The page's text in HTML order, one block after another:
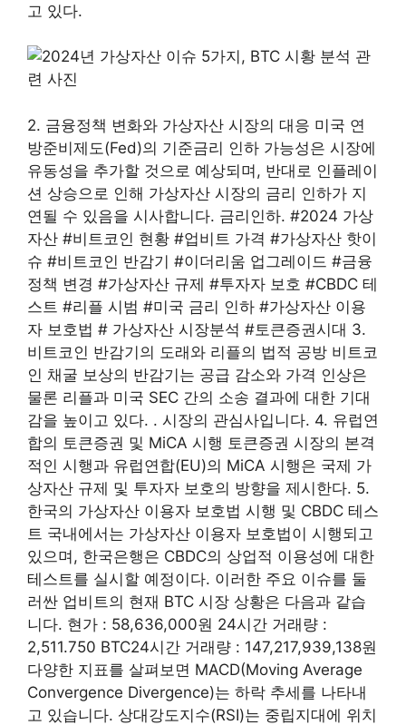
고 있다.
2. 금융정책 변화와 가상자산 시장의 대응 미국 연
방준비제도(Fed)의 기준금리 인하 가능성은 시장에
유동성을 추가할 것으로 예상되며, 반대로 인플레이
션 상승으로 인해 가상자산 시장의 금리 인하가 지
연될 수 있음을 시사합니다. 금리인하. #2024 가상
자산 #비트코인 현황 #업비트 가격 #가상자산 핫이
슈 #비트코인 반감기 #이더리움 업그레이드 #금융
정책 변경 #가상자산 규제 #투자자 보호 #CBDC 테
스트 #리플 시범 #미국 금리 인하 #가상자산 이용
자 보호법 # 가상자산 시장분석 #토큰증권시대 3.
비트코인 ​​반감기의 도래와 리플의 법적 공방 비트코
인 ​​채굴 보상의 반감기는 공급 감소와 가격 인상은
물론 리플과 미국 SEC 간의 소송 결과에 대한 기대
감을 높이고 있다. . 시장의 관심사입니다. 4. 유럽연
합의 토큰증권 및 MiCA 시행 토큰증권 시장의 본격
적인 시행과 유럽연합(EU)의 MiCA 시행은 국제 가
상자산 규제 및 투자자 보호의 방향을 제시한다. 5.
한국의 가상자산 이용자 보호법 시행 및 CBDC 테스
트 국내에서는 가상자산 이용자 보호법이 시행되고
있으며, 한국은행은 CBDC의 상업적 이용성에 대한
테스트를 실시할 예정이다. 이러한 주요 이슈를 둘
러싼 업비트의 현재 BTC 시장 상황은 다음과 같습
니다. 현가 : 58,636,000원 ​​24시간 거래량 :
2,511.750 BTC24시간 거래량 : 147,217,939,138원
다양한 지표를 살펴보면 MACD(Moving Average
Convergence Divergence)는 하락 추세를 나타내
고 있습니다. 상대강도지수(RSI)는 중립지대에 위치